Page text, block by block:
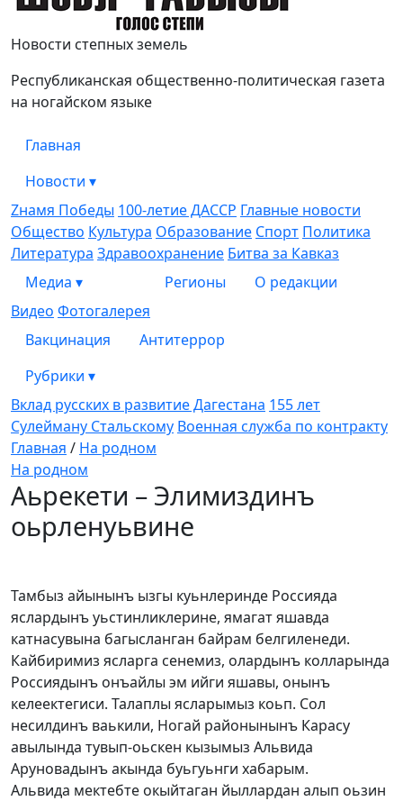
Голос Степи
Новости степных земель
Республиканская общественно-политическая газета
на ногайском языке
Главная
Новости ▾
Zнамя Победы 100-летие ДАССР Главные новости
Общество Культура Образование Спорт Политика
Литература Здравоохранение Битва за Кавказ
Медиа ▾
Видео Фотогалерея
Регионы О редакции
Вакцинация
Антитеррор
Рубрики ▾
Вклад русских в развитие Дагестана 155 лет
Сулейману Стальскому Военная служба по контракту
Главная / На родном
На родном
Аьрекети – Элимиздинъ
оьрленуьвине
Тамбыз айынынъ ызгы куьнлеринде Россияда
яслардынъ уьстинликлерине, ямагат яшавда
катнасувына багысланган байрам белгиленеди.
Кайбиримиз ясларга сенемиз, олардынъ колларында
Россиядынъ онъайлы эм ийги яшавы, онынъ
келеектегиси. Талаплы ясларымыз коьп. Сол
несилдинъ ваькили, Ногай районынынъ Карасу
авылында тувып-оьскен кызымыз Альвида
Аруновадынъ акында буьгуьнги хабарым.
Альвида мектебте окыйтаган йыллардан алып оьзин